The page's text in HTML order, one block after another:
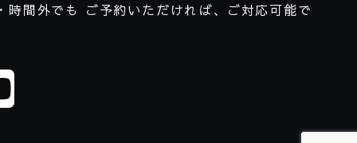
間外でも ご予約いただければ、ご対応可能で